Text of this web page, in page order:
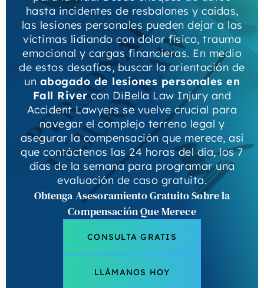
hasta incidentes de resbalones y caídas,
las lesiones personales pueden dejar a las
víctimas lidiando con dolor físico, trauma
emocional y cargas financieras. En medio
de estos desafíos, buscar la orientación de
un abogado de lesiones personales en
Fall Rivercon DiBella Law Injury and
Accident Lawyers se vuelve crucial para
navegar el complejo terreno legal y
asegurar la compensación que merece, así
que contáctenos las 24 horas del día, los 7
días de la semana para programar una
evaluación de caso gratuita.
Obtenga Asesoramiento Gratuito Sobre la
Compensación Que Merece
CONSULTA GRATIS
LLÁMANOS HOY